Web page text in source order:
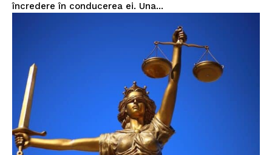
încredere în conducerea ei. Una...